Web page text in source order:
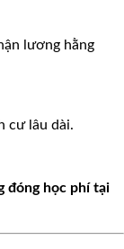
lương hằng
cư lâu dài.
đóng học phí tại